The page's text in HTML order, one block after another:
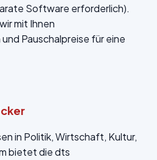
Software erforderlich).
mit Ihnen
Pauschalpreise für eine
in Politik, Wirtschaft, Kultur,
bietet die dts